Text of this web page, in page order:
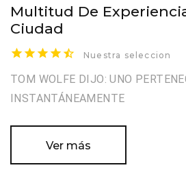
Multitud De
Ciudad
Nuestra seleccion
TOM WOLFE DIJO: UNO
INSTANTÁNEAMENTE
Ver más